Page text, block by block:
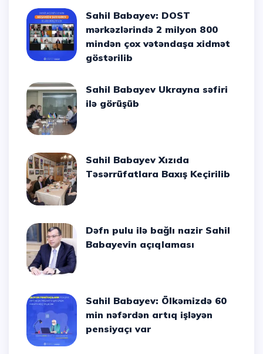
Sahil Babayev: DOST
mərkəzlərində 2 milyon 800
mindən çox vətəndaşa xidmət
göstərilib
Sahil Babayev Ukrayna səfiri
ilə görüşüb
Sahil Babayev Xızıda
Təsərrüfatlara Baxış Keçirilib
Dəfn pulu ilə bağlı nazir Sahil
Babayevin açıqlaması
Sahil Babayev: Ölkəmizdə 60
min nəfərdən artıq işləyən
pensiyaçı var